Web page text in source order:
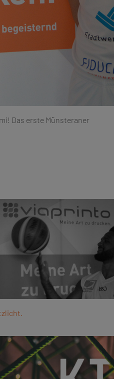
Das erste Münsteraner